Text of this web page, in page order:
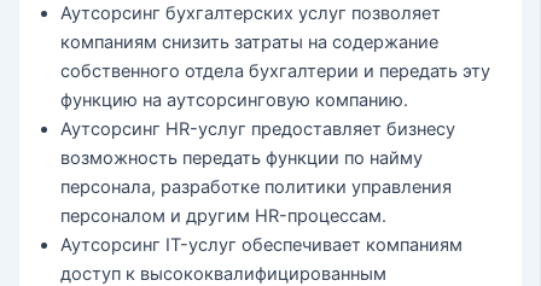
Аутсорсинг бухгалтерских услуг позволяет
компаниям снизить затраты на содержание
собственного отдела бухгалтерии и передать эту
функцию на аутсорсинговую компанию.
Аутсорсинг HR-услуг предоставляет бизнесу
возможность передать функции по найму
персонала, разработке политики управления
персоналом и другим HR-процессам.
Аутсорсинг IT-услуг обеспечивает компаниям
доступ к высококвалифицированным